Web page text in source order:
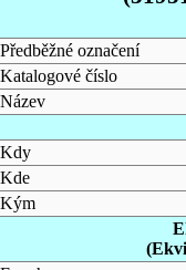
Předběžné označení
Katalogové číslo
Název
Kdy
Kde
Kým